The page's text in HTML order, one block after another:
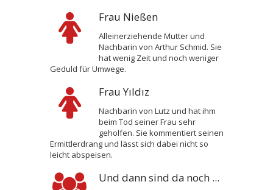
Frau Nießen
Alleinerziehende Mutter und
Nachbarin von Arthur Schmid. Sie
hat wenig Zeit und noch weniger
Geduld für Umwege.
Frau Yıldız
Nachbarin von Lutz und hat ihm
beim Tod seiner Frau sehr
geholfen. Sie kommentiert seinen
Ermittlerdrang und lässt sich dabei nicht so
leicht abspeisen.
Und dann sind da noch ...